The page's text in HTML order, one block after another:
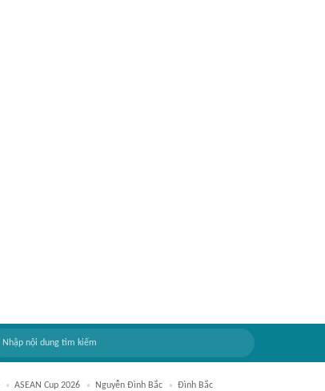
ASEAN Cup 2026 Nguyễn Đình Bắc Đình Bắc